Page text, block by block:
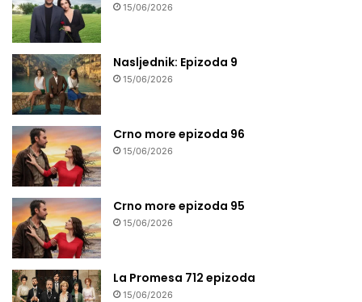
15/06/2026
Nasljednik: Epizoda 9
15/06/2026
Crno more epizoda 96
15/06/2026
Crno more epizoda 95
15/06/2026
La Promesa 712 epizoda
15/06/2026